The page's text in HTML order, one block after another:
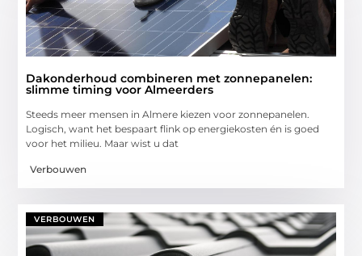
Dakonderhoud combineren met zonnepanelen:
slimme timing voor Almeerders
Steeds meer mensen in Almere kiezen voor zonnepanelen.
Logisch, want het bespaart flink op energiekosten én is goed
voor het milieu. Maar wist u dat
Verbouwen
VERBOUWEN